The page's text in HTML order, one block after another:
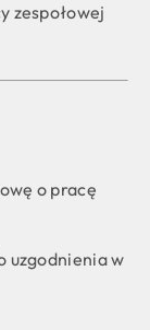
zespołowej
o pracę
uzgodnienia w